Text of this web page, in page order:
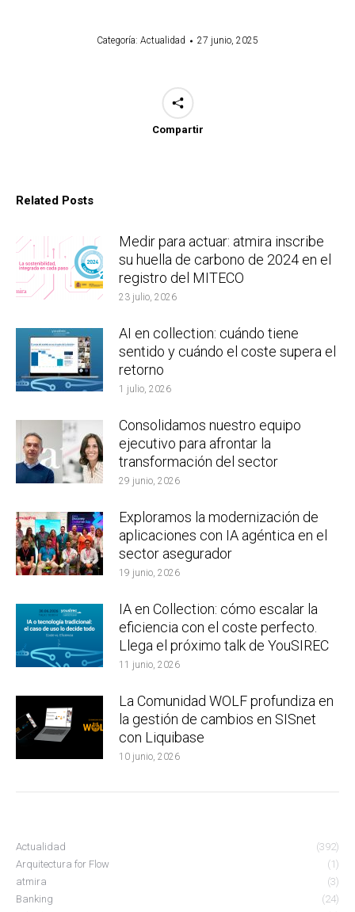
Categoría: Actualidad 27 junio, 2025
Compartir
Related Posts
Medir para actuar: atmira inscribe
su huella de carbono de 2024 en el
registro del MITECO
23 julio, 2026
AI en collection: cuándo tiene
sentido y cuándo el coste supera el
retorno
1 julio, 2026
Consolidamos nuestro equipo
ejecutivo para afrontar la
transformación del sector
29 junio, 2026
Exploramos la modernización de
aplicaciones con IA agéntica en el
sector asegurador
19 junio, 2026
IA en Collection: cómo escalar la
eficiencia con el coste perfecto.
Llega el próximo talk de YouSIREC
11 junio, 2026
La Comunidad WOLF profundiza en
la gestión de cambios en SISnet
con Liquibase
10 junio, 2026
Actualidad
(392)
Arquitectura for Flow
(1)
atmira
(3)
Banking
(24)